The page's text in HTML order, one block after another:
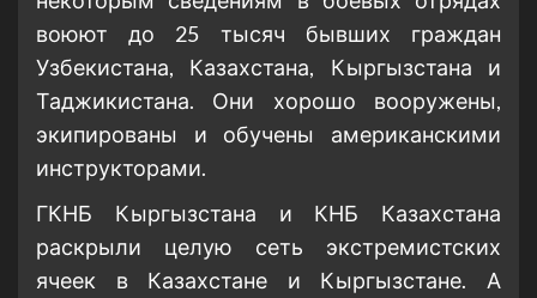
воюют до 25 тысяч бывших граждан
Узбекистана, Казахстана, Кыргызстана и
Таджикистана. Они хорошо вооружены,
экипированы и обучены американскими
инструкторами.
ГКНБ Кыргызстана и КНБ Казахстана
раскрыли целую сеть экстремистских
ячеек в Казахстане и Кыргызстане. А